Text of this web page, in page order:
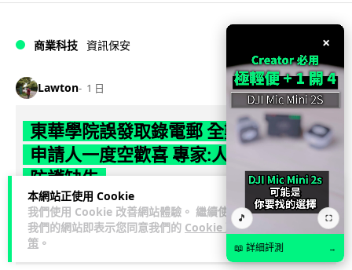
本網站正使用 Cookie
我們使用 Cookie 改善網站體驗。 繼續使用
我們的網站即表示您同意我們的 Cookie 政
策 。
商業科技 資訊保安
Lawton 1 日
東華學院誤發取錄電郵 全數 11,139 名
申請人一度空歡喜 專家:人為疏忽+系統
防護缺失
東華學院今日（5 日）大學聯招放榜之際，因人為疏忽向全數
11,139 名課程申請人錯誤發出取錄通知電郵，令大批考生一度
以為獲得學位取錄，事...
×
🎵 ⛶
📖 詳細評測 →